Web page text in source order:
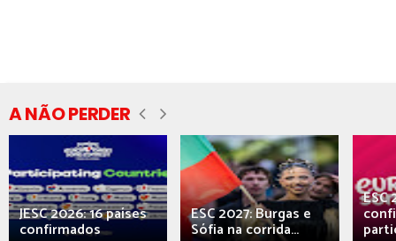
A NÃO PERDER
JESC 2026: 16 países
confirmados
ESC 2027: Burgas e
Sófia na corrida...
ESC